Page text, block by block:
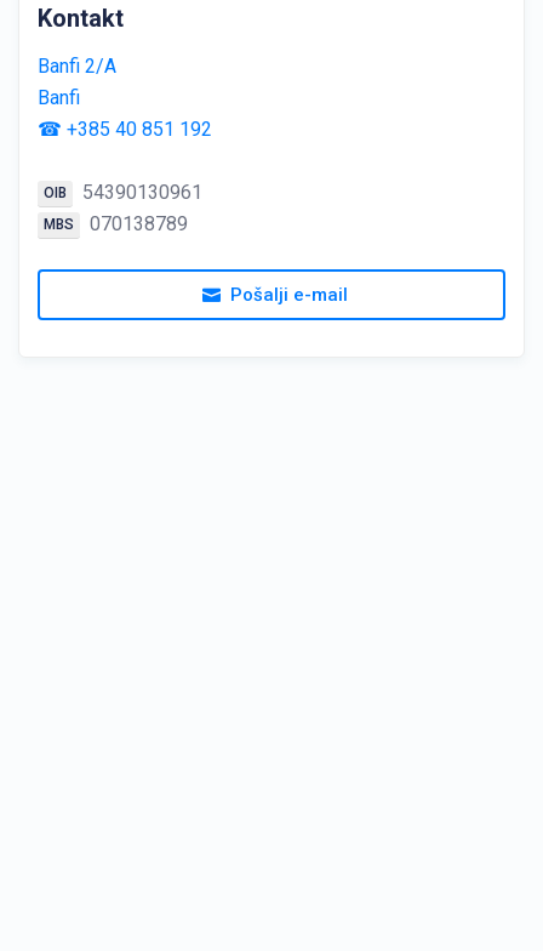
Kontakt
Banfi 2/A
Banfi
☎ +385 40 851 192
OIB 54390130961
MBS 070138789
Pošalji e-mail